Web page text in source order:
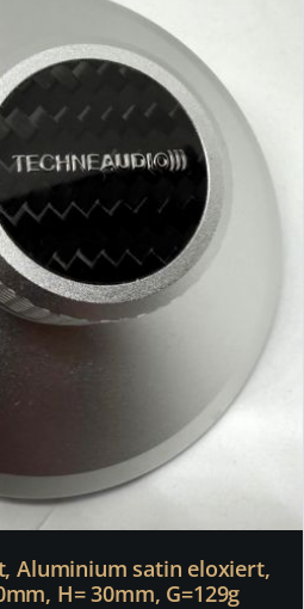
Aluminium satin eloxiert,
H= 30mm, G=129g